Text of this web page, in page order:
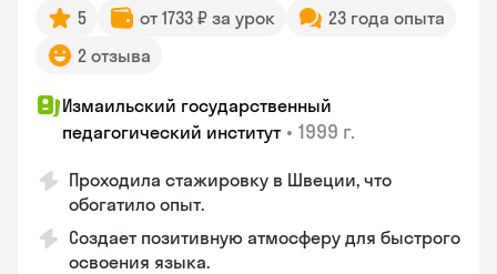
5 от 1733 ₽ за урок
23 года опыта
2 отзыва
Измаильский государственный
педагогический институт • 1999 г.
Проходила стажировку в Швеции, что
обогатило опыт.
Создает позитивную атмосферу для быстрого
освоения языка.